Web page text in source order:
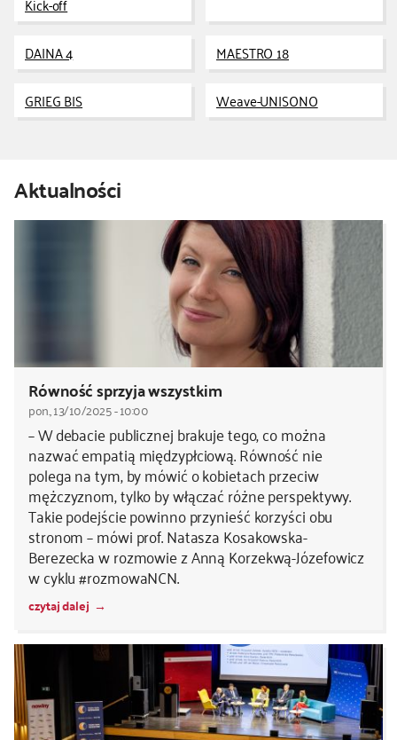
kontakt
DAINA 4
MAESTRO 18
GRIEG BIS
Weave-UNISONO
Aktualności
Równość sprzyja wszystkim
pon., 13/10/2025 - 10:00
– W debacie publicznej brakuje tego, co można
nazwać empatią międzypłciową. Równość nie
polega na tym, by mówić o kobietach przeciw
mężczyznom, tylko by włączać różne perspektywy.
Takie podejście powinno przynieść korzyści obu
stronom – mówi prof. Natasza Kosakowska-
Berezecka w rozmowie z Anną Korzekwą-Józefowicz
w cyklu #rozmowaNCN.
czytaj dalej